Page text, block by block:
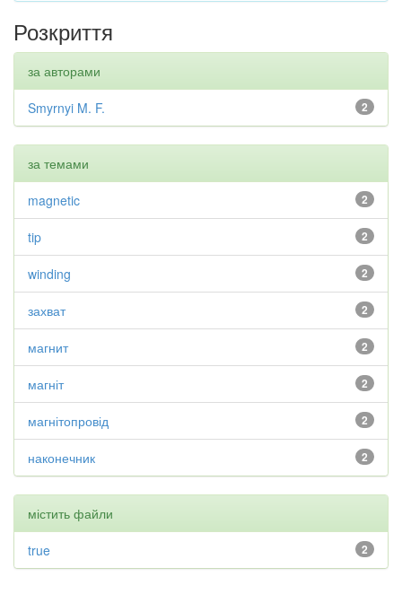
Розкриття
за авторами
2
Smyrnyi M. F.
за темами
2
magnetic
2
tip
2
winding
2
захват
2
магнит
2
магніт
2
магнітопровід
2
наконечник
містить файли
2
true